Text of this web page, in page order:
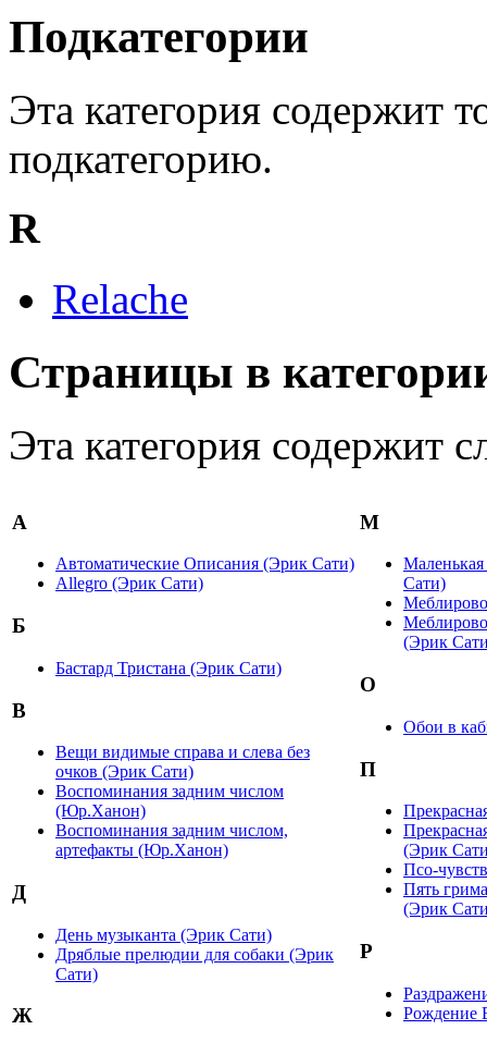
Подкатегории
Эта категория содержит
подкатегорию.
R
Relache
Страницы в
Эта категория содержит
А
Автоматические Описания (Эрик Сати)
Allegro (Эрик Сати)
Б
Бастард Тристана (Эрик Сати)
В
Вещи видимые справа и слева без
очков (Эрик Сати)
Воспоминания задним числом
(Юр.Ханон)
Воспоминания задним числом,
артефакты (Юр.Ханон)
Д
День музыканта (Эрик Сати)
Дряблые прелюдии для собаки (Эрик
Сати)
Ж
М
Сати)
(Эрик
О
Обои в
П
(Эрик
Псо-
Пять
(Эрик
Р
Рождение